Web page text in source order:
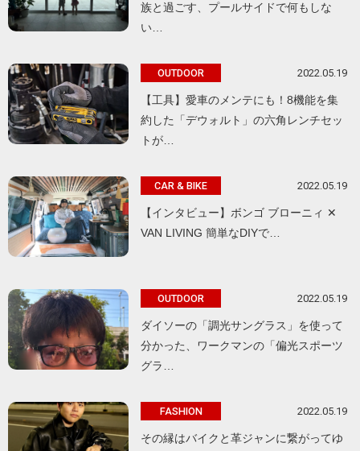
族と過ごす、プールサイドで何もしな
い…
OUTDOOR 2022.05.19
【工具】愛車のメンテにも！8機能を集
約した「デウォルト」の六角レンチセッ
トが…
CAR & BIKE 2022.05.19
【インタビュー】ボンゴ ブローニィ ✕
VAN LIVING 簡単なDIYで…
OUTDOOR 2022.05.19
ダイソーの「調光サングラス」を使って
分かった、ワークマンの「偏光スポーツ
グラ…
FASHION 2022.05.19
その縁はバイクと革ジャンに繋がってゆ